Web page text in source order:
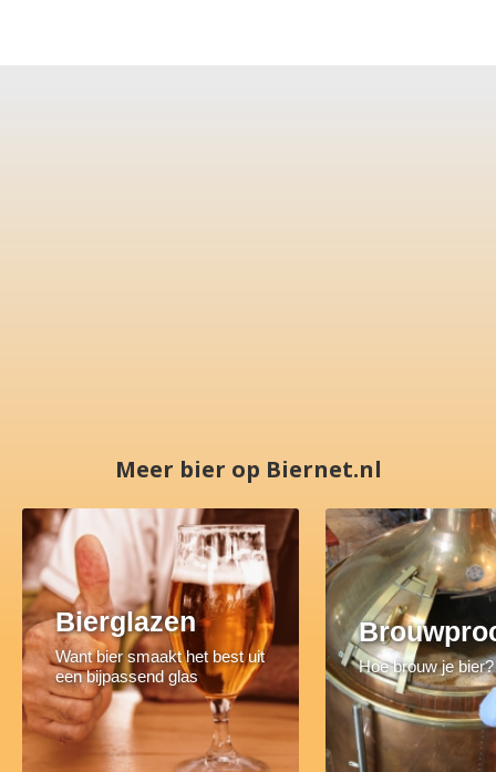
Meer bier op Biernet.nl
Bierglazen
Want bier smaakt het best uit
een bijpassend glas
Hoe brouw je bier?